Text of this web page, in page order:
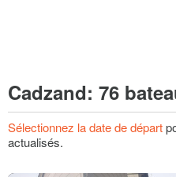
Cadzand: 76
Sélectionnez la date de départ
actualisés.